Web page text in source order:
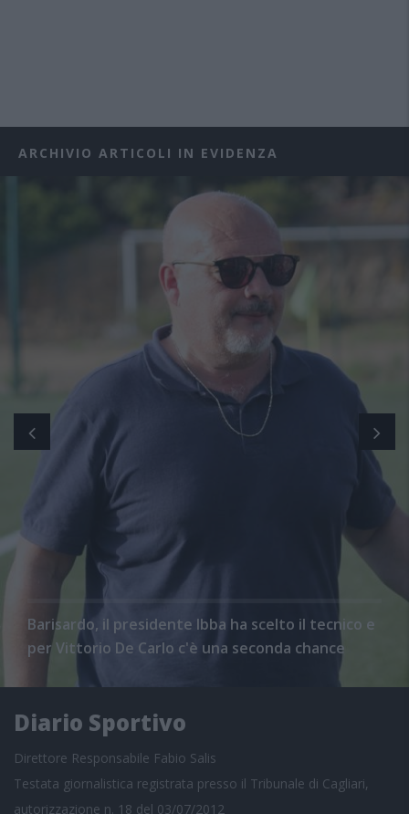
ARCHIVIO ARTICOLI IN EVIDENZA
Barisardo, il presidente Ibba ha scelto il tecnico e
per Vittorio De Carlo c'è una seconda chance
Diario Sportivo
Direttore Responsabile Fabio Salis
Testata giornalistica registrata presso il Tribunale di Cagliari,
autorizzazione n. 18 del 03/07/2012